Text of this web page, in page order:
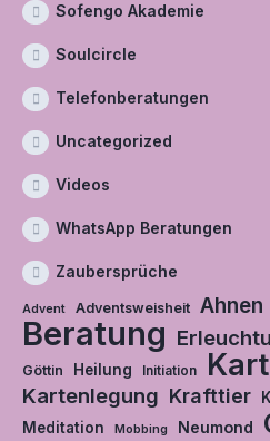
Sofengo Akademie
Soulcircle
Telefonberatungen
Uncategorized
Videos
WhatsApp Beratungen
Zaubersprüche
Advent Adventsweisheit Ahnen
Beratung
Göttin Heilung Initiation
Kartenlegung Krafttier
Meditation Mobbing Neumond